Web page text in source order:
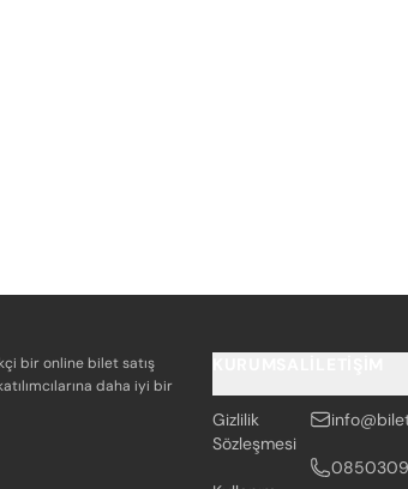
bir online bilet satış
daha iyi bir
Gizlilik
Sözleşmesi